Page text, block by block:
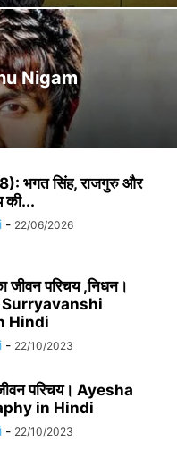
Nigam
भगत सिंह, राजगुरु और
की...
- 22/06/2026
जीवन परिचय ,निधन।
Hindi
- 22/10/2023
परिचय। Ayesha
in Hindi
- 22/10/2023